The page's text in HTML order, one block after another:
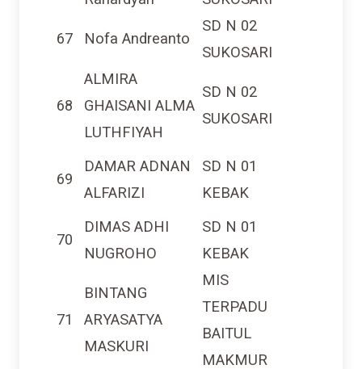
67 Nofa Andreanto
SD N 02
SUKOSARI
68
ALMIRA
GHAISANI ALMA
LUTHFIYAH
SD N 02
SUKOSARI
69
DAMAR ADNAN
ALFARIZI
SD N 01
KEBAK
70
DIMAS ADHI
NUGROHO
SD N 01
KEBAK
71
BINTANG
ARYASATYA
MASKURI
MIS
TERPADU
BAITUL
MAKMUR